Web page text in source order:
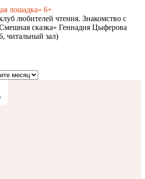
лошадка» 6+
любителей чтения. Знакомство с
сказка» Геннадия Цыферова
читальный зал)